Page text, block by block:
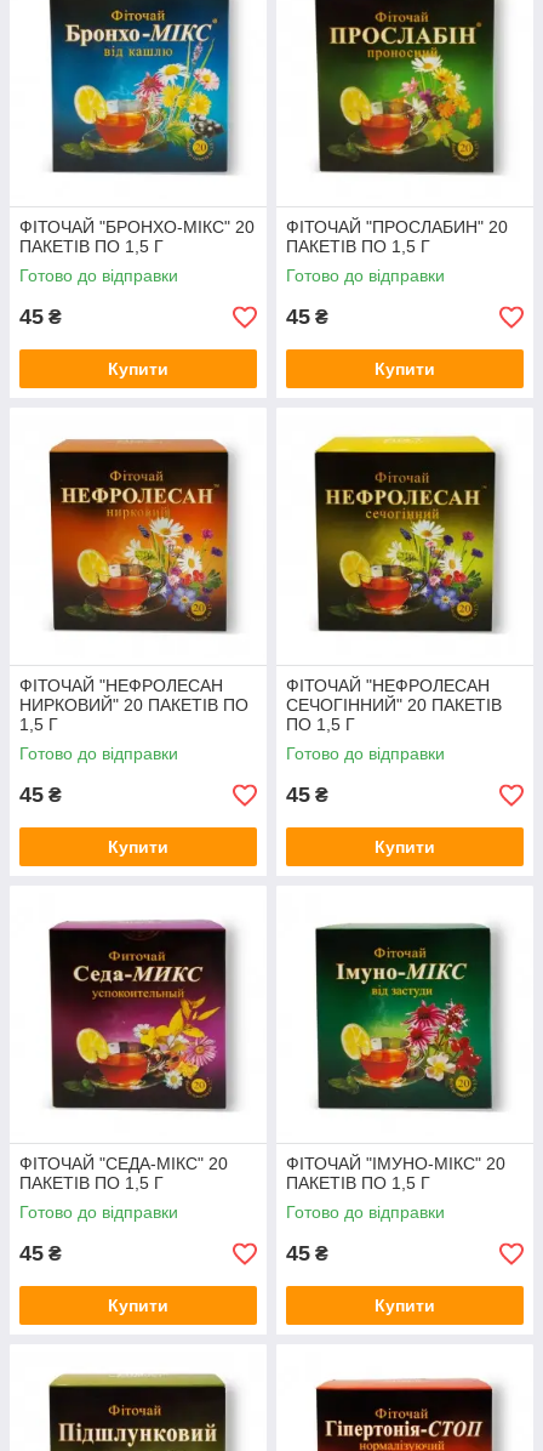
ФІТОЧАЙ "БРОНХО-МІКС" 20
ПАКЕТІВ ПО 1,5 Г
Готово до відправки
45 ₴
Купити
ФІТОЧАЙ "ПРОСЛАБИН" 20
ПАКЕТІВ ПО 1,5 Г
Готово до відправки
45 ₴
Купити
ФІТОЧАЙ "НЕФРОЛЕСАН
НИРКОВИЙ" 20 ПАКЕТІВ ПО
1,5 Г
Готово до відправки
45 ₴
Купити
ФІТОЧАЙ "НЕФРОЛЕСАН
СЕЧОГІННИЙ" 20 ПАКЕТІВ
ПО 1,5 Г
Готово до відправки
45 ₴
Купити
ФІТОЧАЙ "СЕДА-МІКС" 20
ПАКЕТІВ ПО 1,5 Г
Готово до відправки
45 ₴
Купити
ФІТОЧАЙ "ІМУНО-МІКС" 20
ПАКЕТІВ ПО 1,5 Г
Готово до відправки
45 ₴
Купити